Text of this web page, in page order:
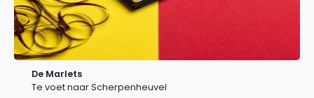
De Marlets
Te voet naar Scherpenheuvel